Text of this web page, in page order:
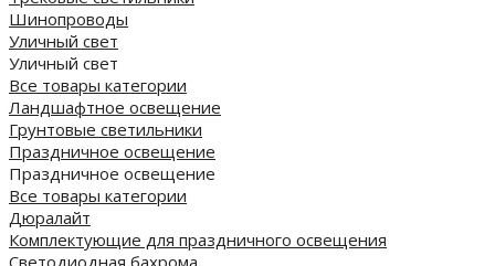
Шинопроводы
Уличный свет
Уличный свет
Все товары категории
Ландшафтное освещение
Грунтовые светильники
Праздничное освещение
Праздничное освещение
Все товары категории
Дюралайт
Комплектующие для праздничного освещения
Светодиодная бахрома